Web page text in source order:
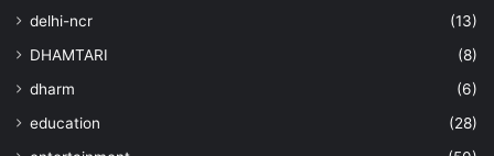
delhi-ncr
(13)
DHAMTARI
(8)
dharm
(6)
education
(28)